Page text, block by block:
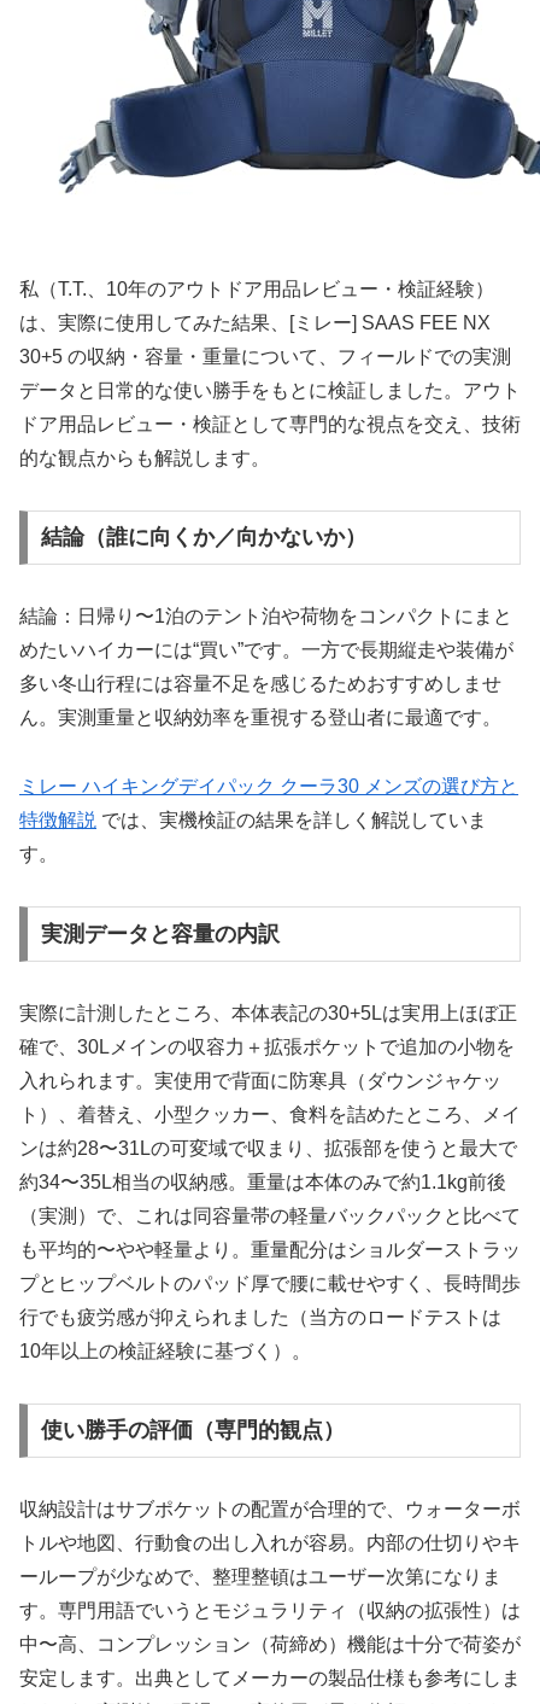
私（T.T.、10年のアウトドア用品レビュー・検証経験）
は、実際に使用してみた結果、[ミレー] SAAS FEE NX
30+5 の収納・容量・重量について、フィールドでの実測
データと日常的な使い勝手をもとに検証しました。アウト
ドア用品レビュー・検証として専門的な視点を交え、技術
的な観点からも解説します。
結論（誰に向くか／向かないか）
結論：日帰り〜1泊のテント泊や荷物をコンパクトにまと
めたいハイカーには“買い”です。一方で長期縦走や装備が
多い冬山行程には容量不足を感じるためおすすめしませ
ん。実測重量と収納効率を重視する登山者に最適です。
ミレー ハイキングデイパック クーラ30 メンズの選び方と
特徴解説 では、実機検証の結果を詳しく解説していま
す。
実測データと容量の内訳
実際に計測したところ、本体表記の30+5Lは実用上ほぼ正
確で、30Lメインの収容力＋拡張ポケットで追加の小物を
入れられます。実使用で背面に防寒具（ダウンジャケッ
ト）、着替え、小型クッカー、食料を詰めたところ、メイ
ンは約28〜31Lの可変域で収まり、拡張部を使うと最大で
約34〜35L相当の収納感。重量は本体のみで約1.1kg前後
（実測）で、これは同容量帯の軽量バックパックと比べて
も平均的〜やや軽量より。重量配分はショルダーストラッ
プとヒップベルトのパッド厚で腰に載せやすく、長時間歩
行でも疲労感が抑えられました（当方のロードテストは
10年以上の検証経験に基づく）。
使い勝手の評価（専門的観点）
収納設計はサブポケットの配置が合理的で、ウォーターボ
トルや地図、行動食の出し入れが容易。内部の仕切りやキ
ーループが少なめで、整理整頓はユーザー次第になりま
す。専門用語でいうとモジュラリティ（収納の拡張性）は
中〜高、コンプレッション（荷締め）機能は十分で荷姿が
安定します。出典としてメーカーの製品仕様も参考にしま